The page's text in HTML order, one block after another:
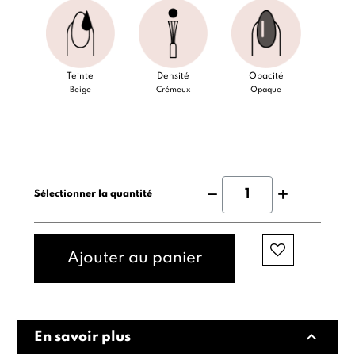
Teinte
Beige
Densité
Crémeux
Opacité
Opaque
Sélectionner la quantité
Ajouter au panier
En savoir plus expand_less